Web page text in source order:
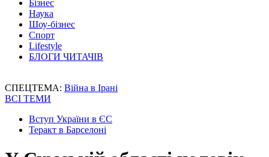
Бізнес
Наука
Шоу-бізнес
Спорт
Lifestyle
БЛОГИ ЧИТАЧІВ
СПЕЦТЕМА: Війна в Ірані
ВСІ ТЕМИ
Вступ України в ЄС
Теракт в Барселоні